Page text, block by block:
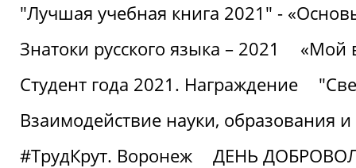
"Лучшая учебная книга 2021" -
Знатоки русского языка – 2021
«Мой
Студент года 2021. Награждение
Взаимодействие науки, образования и
#ТрудКрут. Воронеж
ДЕНЬ